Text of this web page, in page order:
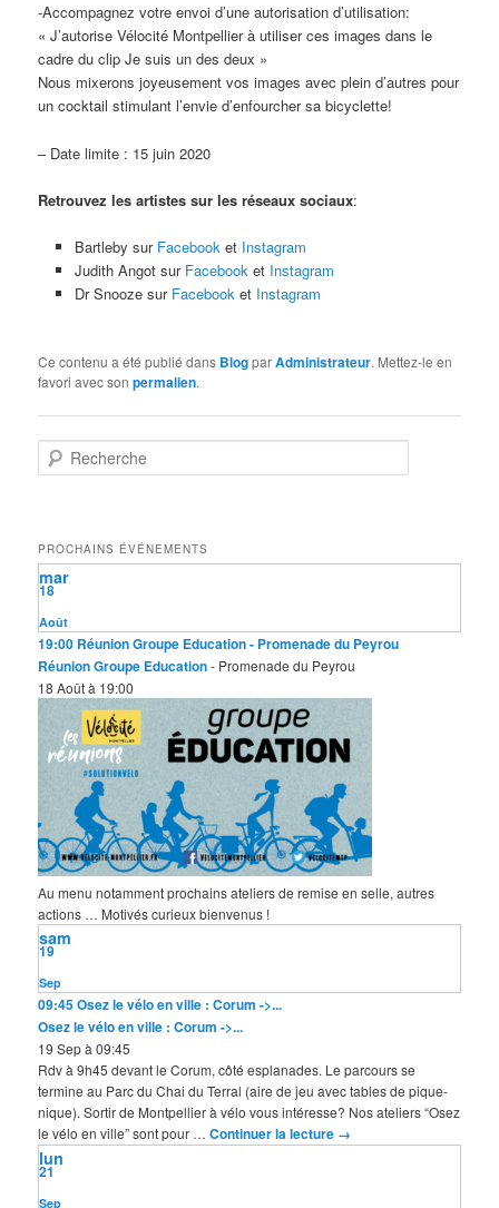
-Accompagnez votre envoi d’une autorisation d’utilisation:
« J’autorise Vélocité Montpellier à utiliser ces images dans le
cadre du clip Je suis un des deux »
Nous mixerons joyeusement vos images avec plein d’autres pour
un cocktail stimulant l’envie d’enfourcher sa bicyclette!
– Date limite : 15 juin 2020
Retrouvez les artistes sur les réseaux sociaux:
Bartleby sur Facebook et Instagram
Judith Angot sur Facebook et Instagram
Dr Snooze sur Facebook et Instagram
Ce contenu a été publié dans BlogparAdministrateur. Mettez-le en
favori avec sonpermalien.
e
r
c
h
e
PROCHAINS ÉVÉNEMENTS
Août
18
mar
19:00 Réunion Groupe Education- Promenade du Peyrou
Réunion Groupe Education- Promenade du Peyrou
18 Août à 19:00
Au menu notamment prochains ateliers de remise en selle, autres
actions … Motivés curieux bienvenus !
Sep
19
sam
09:45Osez le vélo en ville : Corum ->...
Osez le vélo en ville : Corum ->...
19 Sep à 09:45
Rdv à 9h45 devant le Corum, côté esplanades. Le parcours se
termine au Parc du Chai du Terral (aire de jeu avec tables de pique-
nique). Sortir de Montpellier à vélo vous intéresse? Nos ateliers “Osez
le vélo en ville” sont pour …Continuer la lecture →
Sep
21
lun